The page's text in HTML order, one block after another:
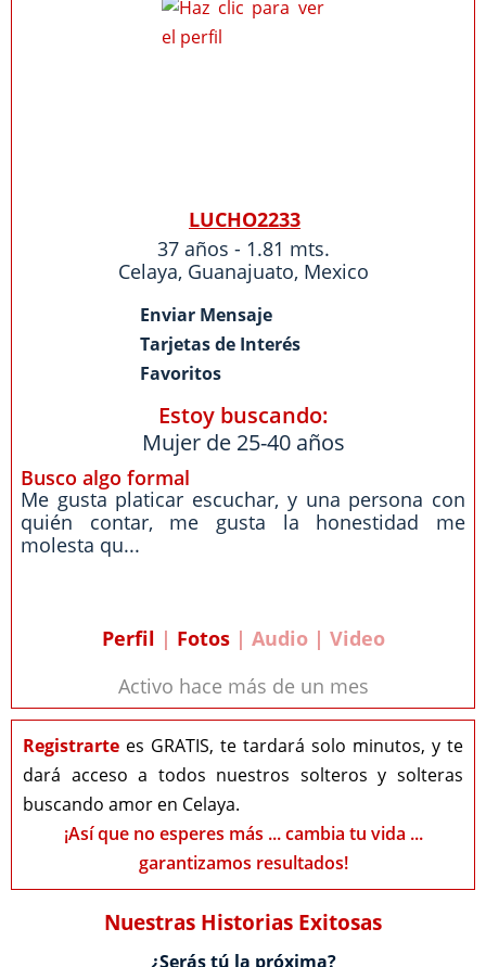
LUCHO2233
37 años - 1.81 mts.
Celaya, Guanajuato, Mexico
Enviar Mensaje
Tarjetas de Interés
Favoritos
Estoy buscando:
Mujer de 25-40 años
Busco algo formal
Me gusta platicar escuchar, y una persona con
quién contar, me gusta la honestidad me
molesta qu...
Perfil | Fotos| Audio | Video
Activo hace más de un mes
Registrarte es GRATIS, te tardará solo minutos, y te
dará acceso a todos nuestros solteros y solteras
buscando amor en Celaya.
¡Así que no esperes más ... cambia tu vida ...
garantizamos resultados!
Nuestras Historias Exitosas
¿Serás tú la próxima?